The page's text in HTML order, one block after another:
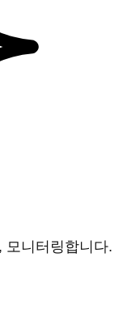
모니터링합니다.